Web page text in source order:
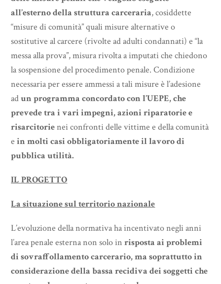
all’esterno della struttura carceraria, cosiddette
“misure di comunità” quali misure alternative o
sostitutive al carcere (rivolte ad adulti condannati) e “la
messa alla prova”, misura rivolta a imputati che chiedono
la sospensione del procedimento penale. Condizione
necessaria per essere ammessi a tali misure è l’adesione
adun programma concordato con l’UEPE, che
prevede tra i vari impegni, azioni riparatorie e
risarcitorienei confronti delle vittime e della comunità
ein molti casi obbligatoriamente il lavoro di
pubblica utilità.
IL PROGETTO
La situazione sul territorio nazionale
L’evoluzione della normativa ha incentivato negli anni
l’area penale esterna non solo inrisposta ai problemi
di sovraffollamento carcerario, ma soprattutto in
considerazione della bassa recidiva dei soggetti che